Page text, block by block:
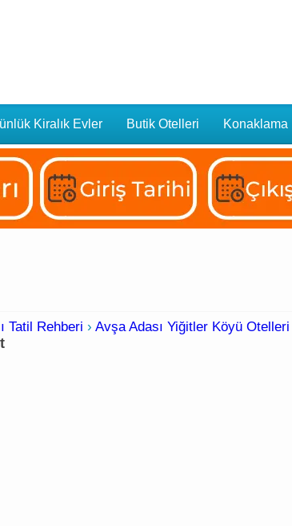
Kiralık Evler Butik Otelleri Konaklama
Tatil Rehberi › Avşa Adası Yiğitler Köyü Otelleri